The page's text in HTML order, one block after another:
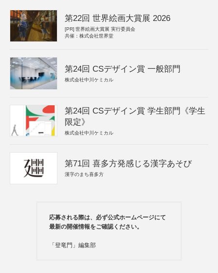
第22回 世界絵画大賞展 2026
[PR] 世界絵画大賞展 実行委員会
共催：株式会社世界堂
第24回 CSデザイン賞 一般部門
株式会社中川ケミカル
第24回 CSデザイン賞 学生部門《学生
限定》
株式会社中川ケミカル
第71回 喜多方発感じる漢字あそび
漢字のまち喜多方
応募される際は、必ず公式ホームページにて
最新の開催情報をご確認ください。
「登竜門」編集部